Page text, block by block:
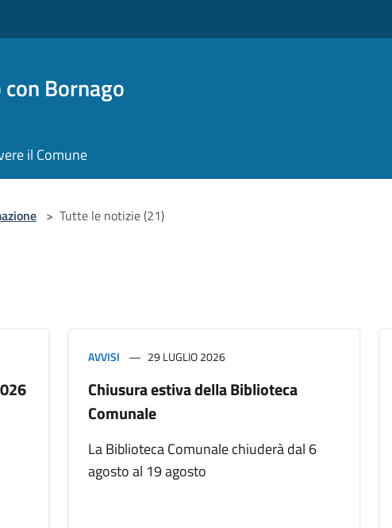
Bornago
il Comune
> Tutte le notizie (21)
AVVISI 29 LUGLIO 2026
Chiusura estiva della Biblioteca
Comunale
La Biblioteca Comunale chiuderà dal 6
agosto al 19 agosto